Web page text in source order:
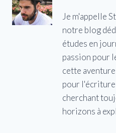
Je m'appelle
notre blog
études en
passion pour
cette
pour l'écriture
cherchant
horizons à